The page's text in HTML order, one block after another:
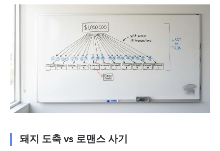
돼지 도축 vs 로맨스 사기